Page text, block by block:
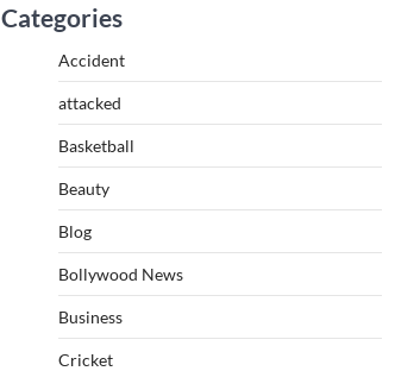
Categories
Accident
attacked
Basketball
Beauty
Blog
Bollywood News
Business
Cricket